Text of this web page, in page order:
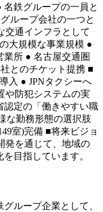
鉄グループの一員と
ループ会社の一つと
交通インフラとして
大規模な事業規模 ●
所 ● 名古屋交通圏
とのチケット提携 ■
入 ● JPNタクシーへ
や防犯システムの実
認定の「働きやすい職
な勤務形態の選択肢
室)完備 ■将来ビジョ
発を通じて、地域の
目指しています。
ループ企業として、